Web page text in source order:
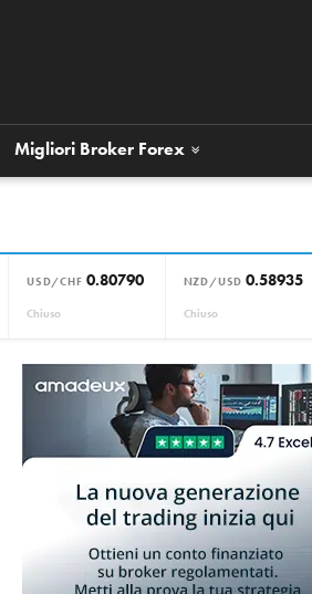
Migliori Broker Forex
USD/CHF 0.80790
Chiuso
NZD/USD 0.58935
Chiuso